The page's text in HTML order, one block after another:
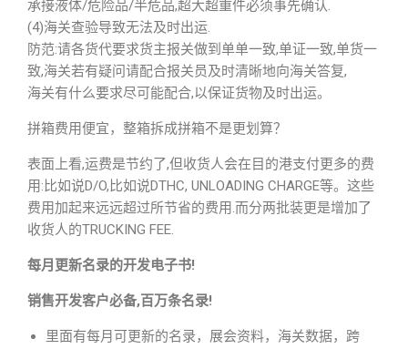
承接液体/危险品/半危品,超大超重件必须事先确认.
(4)海关查验导致无法及时出运.
防范:请各货代要求货主报关做到单单一致,单证一致,单货一
致,海关若有疑问请配合报关员及时清晰地向海关答复,
海关有什么要求尽可能配合,以保证货物及时出运。
拼箱费用便宜，整箱拆成拼箱不是更划算？
表面上看,运费是节约了,但收货人会在目的港支付更多的费
用:比如说D/O,比如说DTHC, UNLOADING CHARGE等。这些
费用加起来远远超过所节省的费用.而分两批装更是增加了
收货人的TRUCKING FEE.
每月更新名录的开发电子书!
销售开发客户必备,百万条名录!
里面有每月可更新的名录，展会资料，海关数据，跨